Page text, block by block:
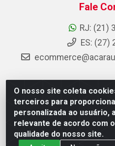
O nosso site coleta
terceiros para
personalizada ao usuário,
relevante de acordo com
qualidade do nosso site.
Fale
RJ: (21)
ES: (27)
AC Araujo Distribuidora -
São Cristóvão, Rio de
CNPJ